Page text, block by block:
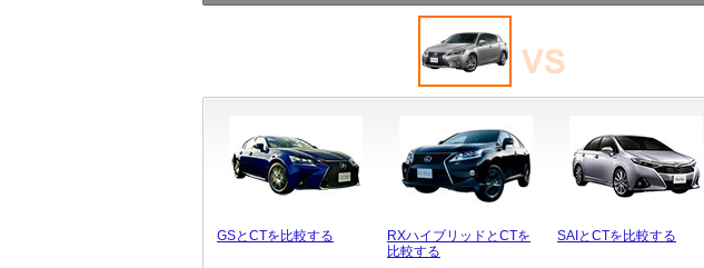
GSとCTを比較する
RXハイブリッドとCTを
比較する
SAIとCTを比較する